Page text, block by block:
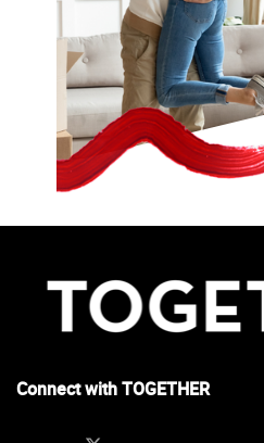
Connect with TOGETHER